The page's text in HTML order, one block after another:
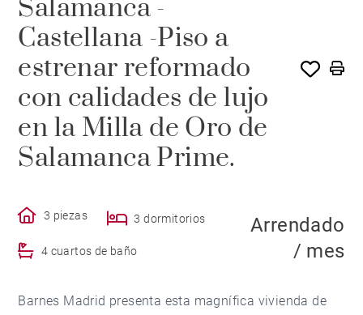
Salamanca -
Castellana -Piso a
estrenar reformado
con calidades de lujo
en la Milla de Oro de
Salamanca Prime.
3 piezas 3 dormitorios
4 cuartos de baño
Arrendado
/ mes
Barnes Madrid presenta esta magnífica vivienda de